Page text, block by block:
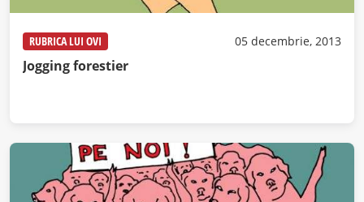
RUBRICA LUI OVI 05 decembrie, 2013
Jogging forestier